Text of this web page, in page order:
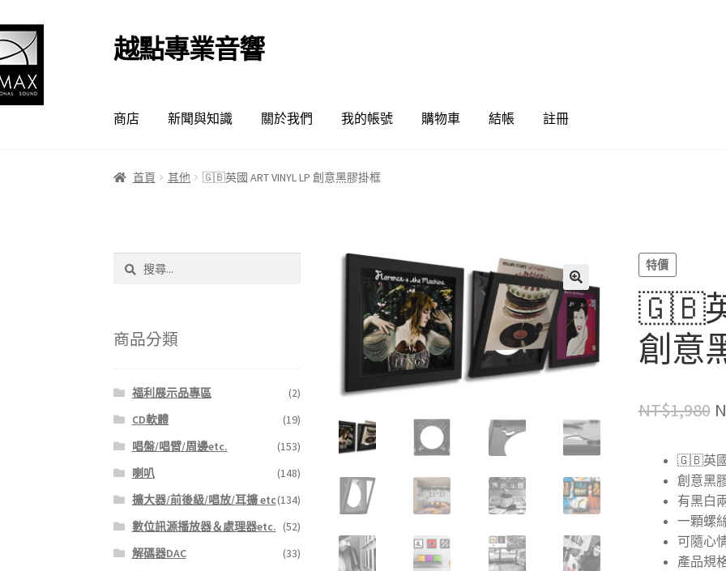
跳
至
列
跳
至
內
越點專業音響
商店 新聞與知識 關於我們 我的帳號 購物車 結帳 註冊
首頁 其他 🇬🇧英國 ART VINYL LP 創意黑膠掛框
特價
🔍
🇬🇧英
創意
NT$1,980
🇬🇧英國
創意黑
有黑白
一顆螺
可隨心
產品規
字:
商品分類
福利展示品專區
(2)
CD軟體
(19)
唱盤/唱臂/周邊etc.
(153)
喇叭
(148)
擴大器/前後級/唱放/耳擴 etc(134)
數位訊源播放器＆處理器etc. (52)
解碼器DAC
(33)